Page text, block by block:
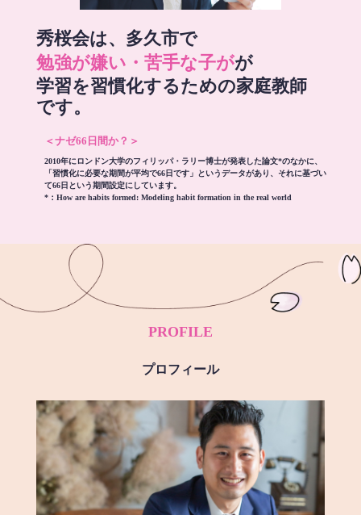
秀桜会は、多久市で
勉強が嫌い・苦手な子がが
学習を習慣化するための家庭教師
です。
＜ナゼ66日間か？＞
2010年にロンドン大学のフィリッパ・ラリー博士が発表した論文*のなかに、
「習慣化に必要な期間が平均で66日です」というデータがあり、それに基づい
て66日という期間設定にしています。
*： How are habits formed: Modeling habit formation in the real world
PROFILE
プロフィール